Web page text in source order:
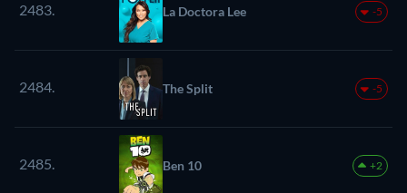
2483. La Doctora Lee -5
2484. The Split -5
2485. Ben 10 +2